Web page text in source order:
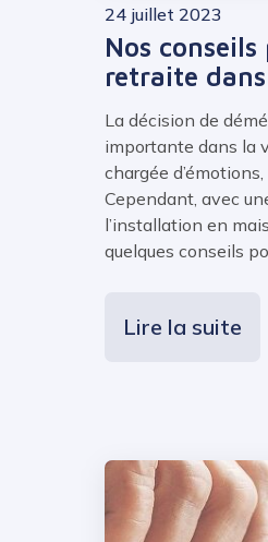
24 juillet 2023
Nos
retraite
La décision de
importante dans la
chargée
Cependant, avec
l’installation en
quelques conseils
Lire la suite